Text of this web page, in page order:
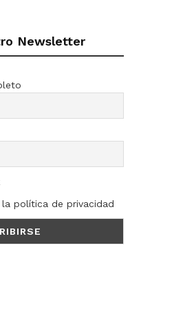
Newsletter
política de privacidad